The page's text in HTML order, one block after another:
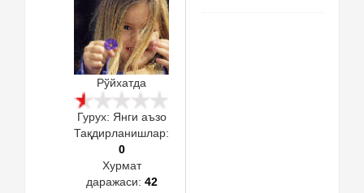
Рўйхатда
Гурух: Янги аъзо
Тақдирланишлар:
0
Хурмат
даражаси: 42